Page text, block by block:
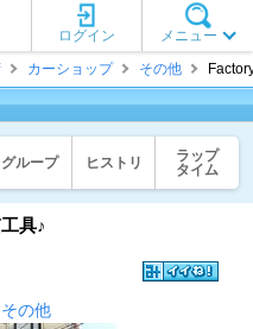
メニュー
ログイン
カーショップ その他
グループ ヒストリ
ラップ
タイム
具♪
その他